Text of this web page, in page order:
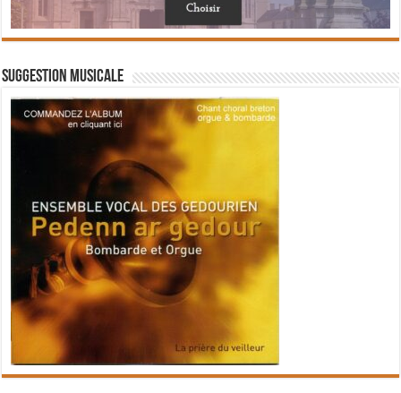
Suggestion musicale